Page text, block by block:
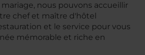
nous pouvons accueillir
chef et maître d'hôtel
et le service pour vous
mémorable et riche en